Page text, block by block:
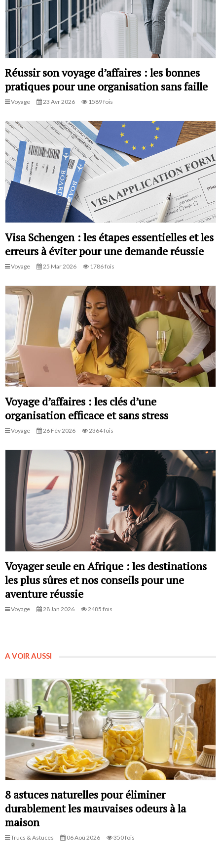
Réussir son voyage d’affaires : les bonnes
pratiques pour une organisation sans faille
Voyage 23 Avr 2026 1589 fois
Visa Schengen : les étapes essentielles et les
erreurs à éviter pour une demande réussie
Voyage 25 Mar 2026 1786 fois
Voyage d’affaires : les clés d’une
organisation efficace et sans stress
Voyage 26 Fév 2026 2364 fois
Voyager seule en Afrique : les destinations
les plus sûres et nos conseils pour une
aventure réussie
Voyage 28 Jan 2026 2485 fois
A VOIR AUSSI
8 astuces naturelles pour éliminer
durablement les mauvaises odeurs à la
maison
Trucs & Astuces 06 Aoû 2026 350 fois